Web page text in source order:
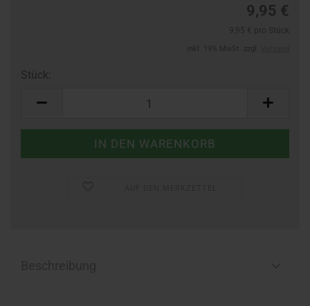
Rückstaus kann es jedoch zu längeren Lieferzeiten kommen.
9,95 €
Stück: